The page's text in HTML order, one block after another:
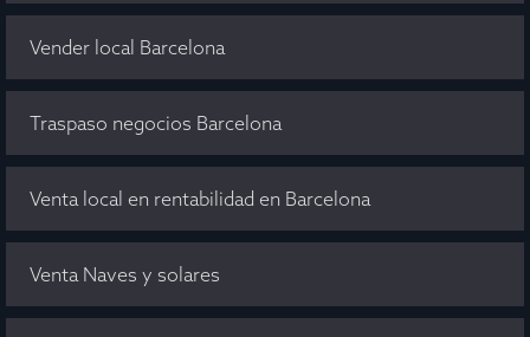
Vender local Barcelona
Traspaso negocios Barcelona
Venta local en rentabilidad en Barcelona
Venta Naves y solares